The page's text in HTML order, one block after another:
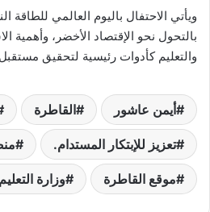
ويأتي الاحتفال باليوم العالمي للطاقة
بالتحول نحو الإقتصاد الأخضر، وأهمية
والتعليم كأدوات رئيسية لتحقيق
أيمن عاشور القاطرة
تعزيز للإبتكار المستدام.
موقع القاطرة وزارة